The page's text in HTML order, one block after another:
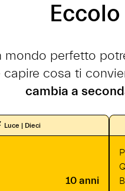
mondo perfetto
capire cosa ti
cambia a
Luce | Dieci
10 anni